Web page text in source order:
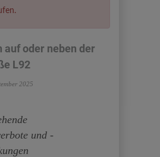
auf oder neben der
L92
2025
und -